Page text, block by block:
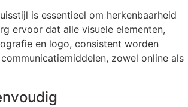
is essentieel om herkenbaarheid
ervoor dat alle visuele elementen,
en logo, consistent worden
zowel online als